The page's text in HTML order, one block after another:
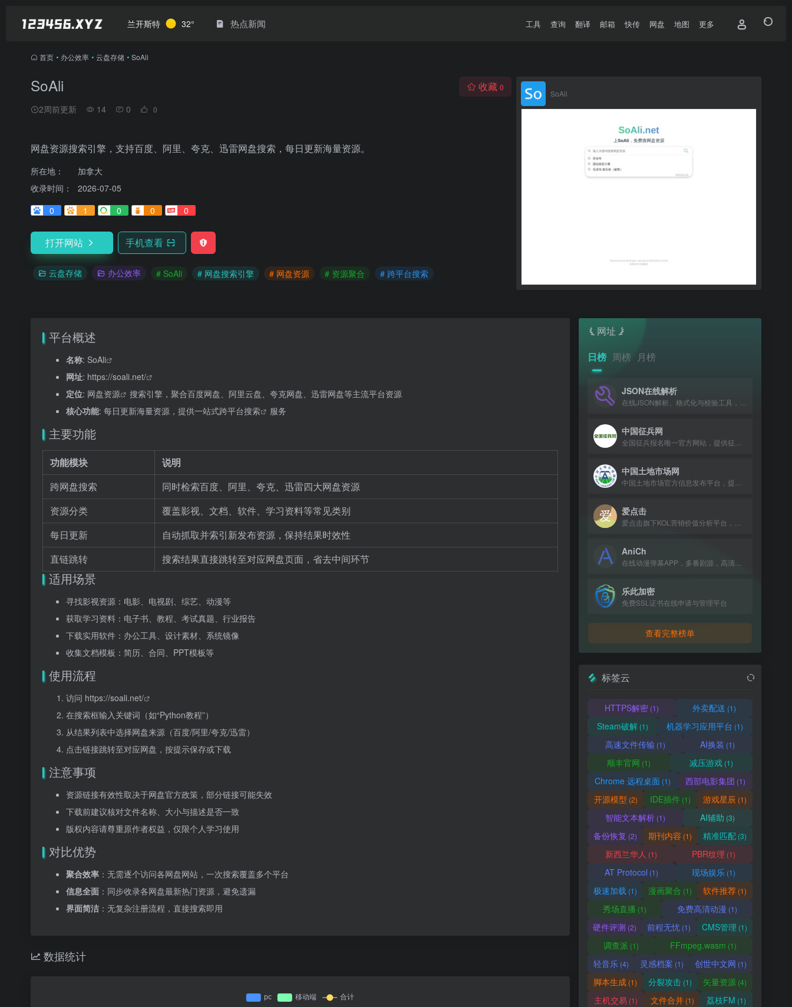
兰开斯特 32° 热点新闻 工具 查询 翻译 邮箱 快传 网盘 地图 更多
首页 • 办公效率 • 云盘存储 • SoAli
SoAli
2周前更新 14 0 0
收藏 0
网盘资源搜索引擎，支持百度、阿里、夸克、迅雷网盘搜索，每日更新海量资源。
所在地：
加拿大
收录时间：
2026-07-05
0
1 0 0 0
打开网站 手机查看
云盘存储 办公效率 # SoAli # 网盘搜索引擎 # 网盘资源 # 资源聚合 # 跨平台搜索
SoAli
平台概述
名称: SoAli
网址: https://soali.net/
定位: 网盘资源
搜索引擎，聚合百度网盘、阿里云盘、夸克网盘、迅雷网盘等主流平台资源
核心功能: 每日更新海量资源，提供一站式跨平台搜索 服务
主要功能
功能模块
说明
跨网盘搜索
同时检索百度、阿里、夸克、迅雷四大网盘资源
资源分类
覆盖影视、文档、软件、学习资料等常见类别
每日更新
自动抓取并索引新发布资源，保持结果时效性
直链跳转
搜索结果直接跳转至对应网盘页面，省去中间环节
适用场景
寻找影视资源：电影、电视剧、综艺、动漫等
获取学习资料：电子书、教程、考试真题、行业报告
下载实用软件：办公工具、设计素材、系统镜像
收集文档模板：简历、合同、PPT模板等
使用流程
访问 https://soali.net/
在搜索框输入关键词（如“Python教程”）
从结果列表中选择网盘来源（百度/阿里/夸克/迅雷）
点击链接跳转至对应网盘，按提示保存或下载
注意事项
资源链接有效性取决于网盘官方政策，部分链接可能失效
下载前建议核对文件名称、大小与描述是否一致
版权内容请尊重原作者权益，仅限个人学习使用
对比优势
聚合效率 ：无需逐个访问各网盘网站，一次搜索覆盖多个平台
信息全面 ：同步收录各网盘最新热门资源，避免遗漏
界面简洁 ：无复杂注册流程，直接搜索即用
数据统计
网址
日榜 周榜 月榜
JSON在线解析
中国征兵网
中国土地市场网
爱点击
AniCh
乐此加密
免费SSL证书在线申请与管理平台
查看完整榜单
标签云
HTTPS解密(1) 外卖配送 (1)
Steam破解(1) 机器学习应用平台 (1)
高速文件传输 (1) AI换装 (1)
顺丰官网 (1) 减压游戏 (1)
Chrome 远程桌面 (1) 西部电影集团 (1)
开源模型 (2) IDE插件(1) 游戏星辰 (1)
智能文本解析(1) AI辅助 (3)
备份恢复 (2) 期刊内容 (1) 精准匹配 (3)
新西兰华人 (1) PBR纹理 (1)
AT Protocol (1) 现场娱乐 (1)
极速加载 (1) 漫画聚合 (1) 软件推荐 (1)
秀场直播 (1) 免费高清动漫 (1)
硬件评测 (2) 前程无忧 (1) CMS管理 (1)
调查派 (1) FFmpeg.wasm (1)
轻音乐(4) 灵感档案 (1) 创世中文网 (1)
脚本生成(1) 分裂攻击(1) 矢量资源 (4)
主机交易 (1) 文件合并(1) 荔枝FM (1)